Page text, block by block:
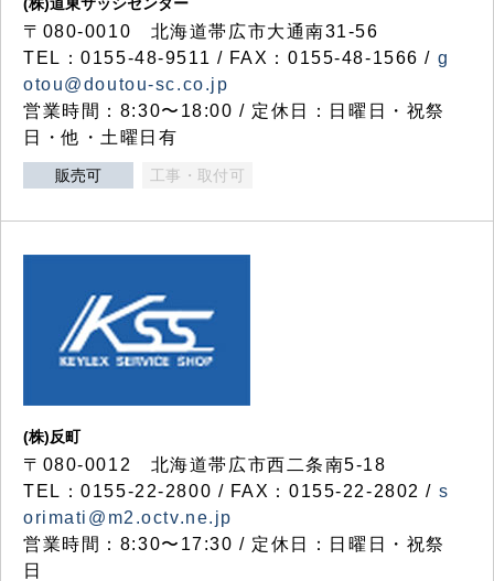
〒080-0010 北海道帯広市大通南31-56
TEL：0155-48-9511 / FAX：0155-48-1566 / g
otou@doutou-sc.co.jp
営業時間：8:30〜18:00 / 定休日：日曜日・祝祭
日・他・土曜日有
販売可 工事・取付可
(株)反町
〒080-0012 北海道帯広市西二条南5-18
TEL：0155-22-2800 / FAX：0155-22-2802 / s
orimati@m2.octv.ne.jp
営業時間：8:30〜17:30 / 定休日：日曜日・祝祭
日